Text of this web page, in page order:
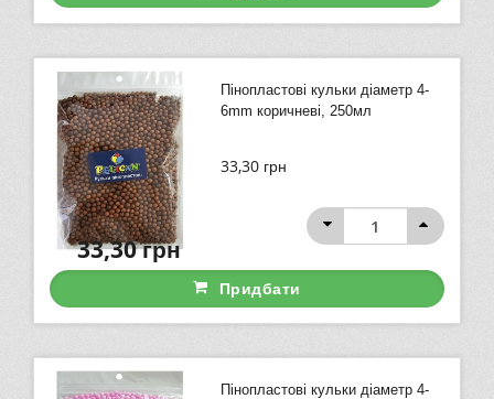
Пінопластові кульки діаметр 4-
6mm коричневі, 250мл
33,30 грн
33,30грн
Придбати
Пінопластові кульки діаметр 4-